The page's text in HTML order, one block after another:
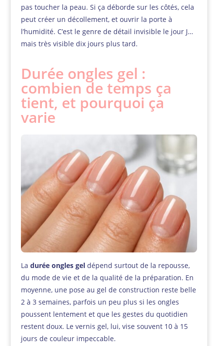
pas toucher la peau. Si ça déborde sur les côtés, cela
peut créer un décollement, et ouvrir la porte à
l’humidité. C’est le genre de détail invisible le jour J…
mais très visible dix jours plus tard.
Durée ongles gel :
combien de temps ça
tient, et pourquoi ça
varie
La durée ongles geldépend surtout de la repousse,
du mode de vie et de la qualité de la préparation. En
moyenne, une pose au gel de construction reste belle
2 à 3 semaines, parfois un peu plus si les ongles
poussent lentement et que les gestes du quotidien
restent doux. Le vernis gel, lui, vise souvent 10 à 15
jours de couleur impeccable.